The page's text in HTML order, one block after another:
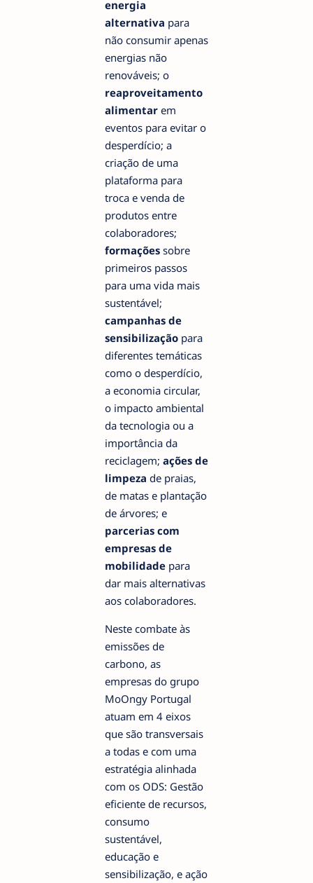
energia
alternativa para
não consumir apenas
energias não
renováveis; o
reaproveitamento
alimentar em
eventos para evitar o
desperdício; a
criação de uma
plataforma para
troca e venda de
produtos entre
colaboradores;
formações sobre
primeiros passos
para uma vida mais
sustentável;
campanhas de
sensibilização para
diferentes temáticas
como o desperdício,
a economia circular,
o impacto ambiental
da tecnologia ou a
importância da
reciclagem; ações de
limpeza de praias,
de matas e plantação
de árvores; e
parcerias com
empresas de
mobilidade para
dar mais alternativas
aos colaboradores.
Neste combate às
emissões de
carbono, as
empresas do grupo
MoOngy Portugal
atuam em 4 eixos
que são transversais
a todas e com uma
estratégia alinhada
com os ODS: Gestão
eficiente de recursos,
consumo
sustentável,
educação e
sensibilização, e ação